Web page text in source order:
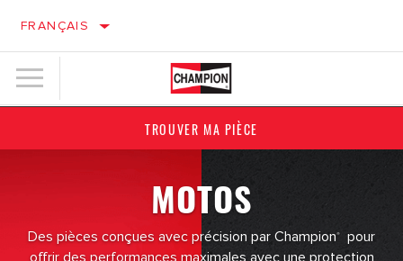
FRANÇAIS
TROUVER MA PIÈCE
MOTOS
Des pièces conçues avec précision par Champion®
pour
offrir des performances maximales avec une protection